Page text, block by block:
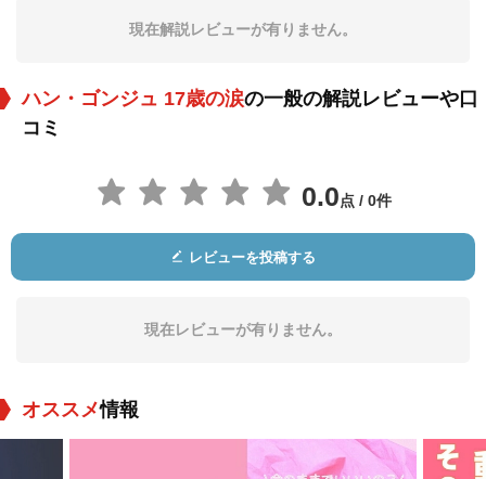
役：Min-ho
役：Han Gong-ju's F
Seong Yeo-jin 金正碧 东铉培
Lee Chung-hee 閔慶珍
現在解説レビューが有りません。
ハン・ゴンジュ 17歳の涙の一般の解説レビューや口
コミ
0.0点 / 0件
レビューを投稿する
現在レビューが有りません。
オススメ情報